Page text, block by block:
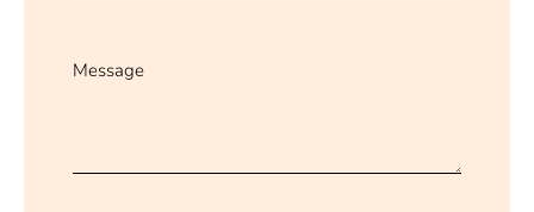
Message